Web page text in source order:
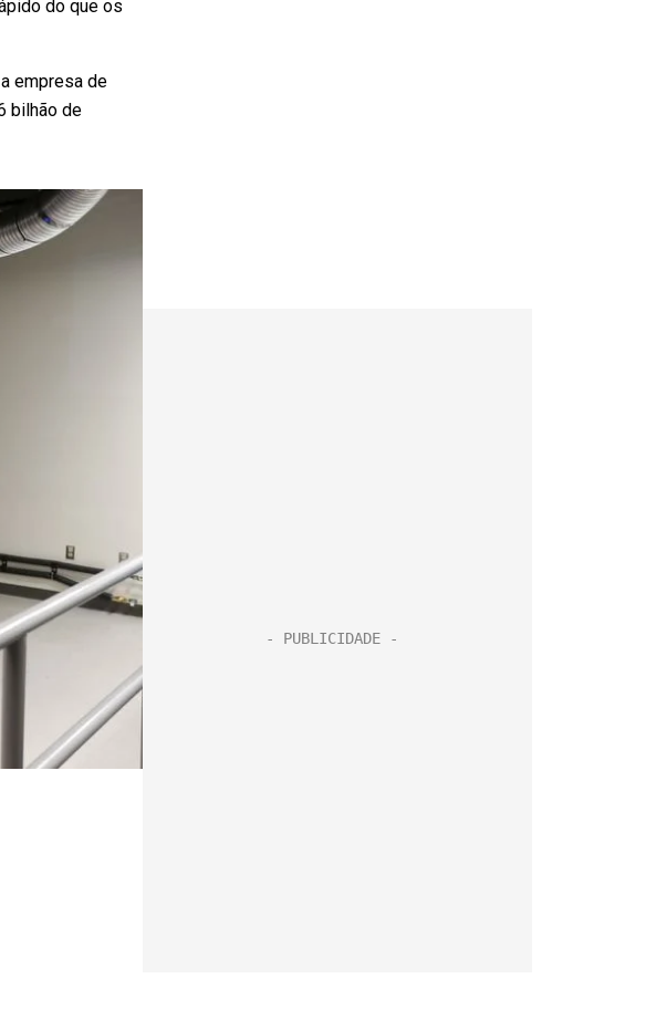
do que os
empresa de
bilhão de